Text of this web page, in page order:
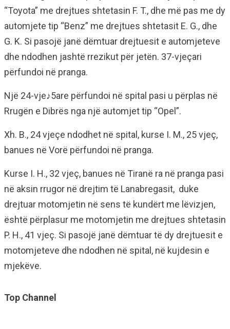
“Toyota” me drejtues shtetasin F. T., dhe më pas me dy
automjete tip “Benz” me drejtues shtetasit E. G., dhe
G. K. Si pasojë janë dëmtuar drejtuesit e automjeteve
dhe ndodhen jashtë rrezikut për jetën. 37-vjeçari
përfundoi në pranga.
Një 24-vje♪5are përfundoi në spital pasi u përplas në
Rrugën e Dibrës nga një automjet tip “Opel”.
Xh. B., 24 vjeçe ndodhet në spital, kurse I. M., 25 vjeç,
banues në Vorë përfundoi në pranga.
Kurse I. H., 32 vjeç, banues në Tiranë ra në pranga pasi
në aksin rrugor në drejtim të Lanabregasit, duke
drejtuar motomjetin në sens të kundërt me lëvizjen,
është përplasur me motomjetin me drejtues shtetasin
P. H., 41 vjeç. Si pasojë janë dëmtuar të dy drejtuesit e
motomjeteve dhe ndodhen në spital, në kujdesin e
mjekëve.
Top Channel